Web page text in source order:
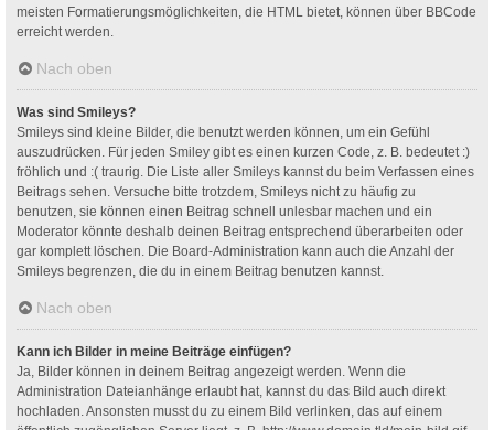
meisten Formatierungsmöglichkeiten, die HTML bietet, können über BBCode
erreicht werden.
Nach oben
Was sind Smileys?
Smileys sind kleine Bilder, die benutzt werden können, um ein Gefühl
auszudrücken. Für jeden Smiley gibt es einen kurzen Code, z. B. bedeutet :)
fröhlich und :( traurig. Die Liste aller Smileys kannst du beim Verfassen eines
Beitrags sehen. Versuche bitte trotzdem, Smileys nicht zu häufig zu
benutzen, sie können einen Beitrag schnell unlesbar machen und ein
Moderator könnte deshalb deinen Beitrag entsprechend überarbeiten oder
gar komplett löschen. Die Board-Administration kann auch die Anzahl der
Smileys begrenzen, die du in einem Beitrag benutzen kannst.
Nach oben
Kann ich Bilder in meine Beiträge einfügen?
Ja, Bilder können in deinem Beitrag angezeigt werden. Wenn die
Administration Dateianhänge erlaubt hat, kannst du das Bild auch direkt
hochladen. Ansonsten musst du zu einem Bild verlinken, das auf einem